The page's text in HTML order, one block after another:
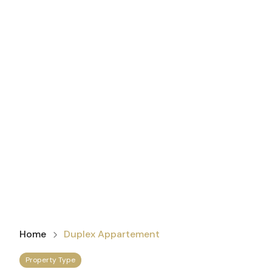
Home Duplex Appartement
Property Type